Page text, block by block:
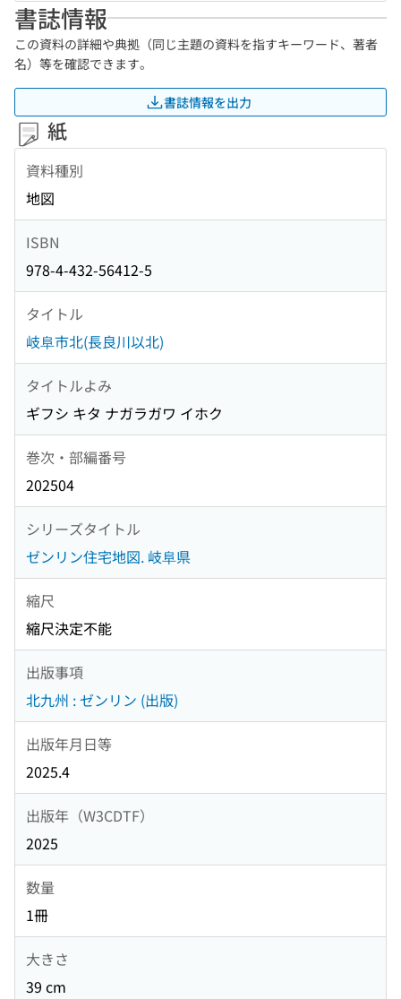
書誌情報
この資料の詳細や典拠（同じ主題の資料を指すキーワード、著者
名）等を確認できます。
書誌情報を出力
紙
資料種別
地図
ISBN
978-4-432-56412-5
タイトル
岐阜市北(長良川以北)
タイトルよみ
ギフシ キタ ナガラガワ イホク
巻次・部編番号
202504
シリーズタイトル
ゼンリン住宅地図. 岐阜県
縮尺
縮尺決定不能
出版事項
北九州 : ゼンリン (出版)
出版年月日等
2025.4
出版年（W3CDTF）
2025
数量
1冊
大きさ
39 cm